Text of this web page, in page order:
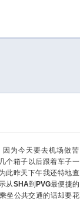
为今天要去机场做苦
个箱子以后跟着车子一
此昨天下午我还特地查
从SHA到PVG最便捷的
坐公共交通的话却要花